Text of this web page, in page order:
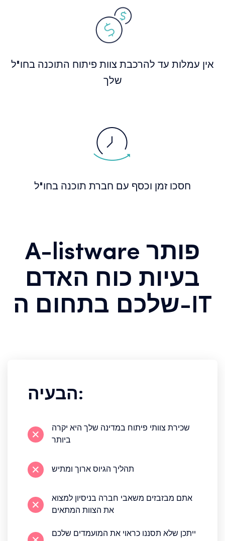
אין עמלות עד להרכבת צוות פיתוח התוכנה בחו"ל
שלך
חסכו זמן וכסף עם חברת תוכנה בחו"ל
A-listware פותר
בעיות כוח האדם
שלכם בתחום ה-IT
הבעיה:
שכירת צוותי פיתוח במדינה שלך היא יקרה
ביותר
תהליך הגיוס ארוך ומתיש
אתם מבזבזים משאבי חברה בניסיון למצוא
את הצוות המתאים
ייתכן שלא תסננו כראוי את המועמדים שלכם